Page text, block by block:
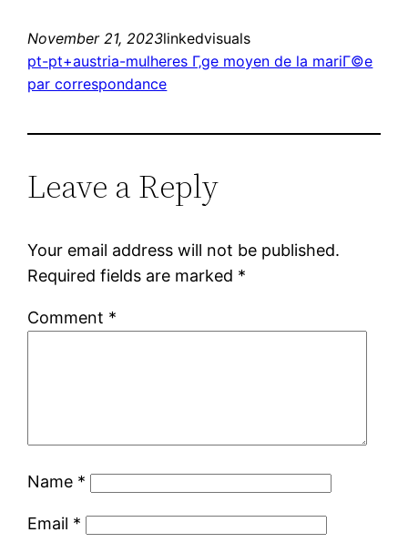
November 21, 2023linkedvisuals
pt-pt+austria-mulheres Г‚ge moyen de la mariГ©e
par correspondance
Leave a Reply
Your email address will not be published.
Required fields are marked *
Comment *
Name *
Email *